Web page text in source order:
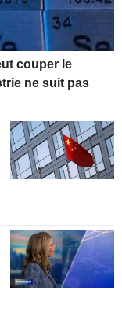
couper le
ne suit pas